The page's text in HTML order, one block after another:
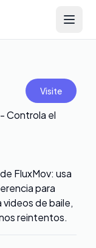
Open
Visite
Controla el
FluxMov: usa
para
de baile,
reintentos.